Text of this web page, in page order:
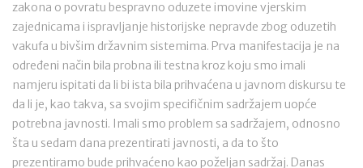
zakona o povratu bespravno oduzete imovine vjerskim
zajednicama i ispravljanje historijske nepravde zbog oduzetih
vakufa u bivšim državnim sistemima. Prva manifestacija je na
određeni način bila probna ili testna kroz koju smo imali
namjeru ispitati da li bi ista bila prihvaćena u javnom diskursu te
da li je, kao takva, sa svojim specifičnim sadržajem uopće
potrebna javnosti. Imali smo problem sa sadržajem, odnosno
šta u sedam dana prezentirati javnosti, a da to što
prezentiramo bude prihvaćeno kao poželjan sadržaj. Danas